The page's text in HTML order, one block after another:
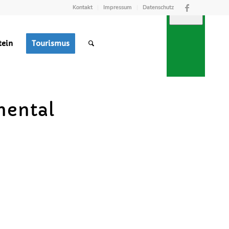
Kontakt Impressum Datenschutz
Tourismus
TREFFPUNKT